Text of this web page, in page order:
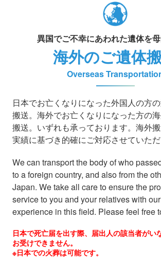
異国でご不幸にあわれた遺体を
海外のご遺体
Overseas
日本でお亡くなりになった外国人の方
搬送。海外でお亡くなりになった方の
搬送。いずれも承っております。海外
実績に基づき的確にご対応させていただ
We can transport the body of who
to a foreign country, and also from the
Japan. We take all care to ensure the
service to you and your relatives with
experience in this field. Please feel free
日本で死亡届を出す際、届出人の該当者がい
お受けできません。
※日本での火葬は可能です。